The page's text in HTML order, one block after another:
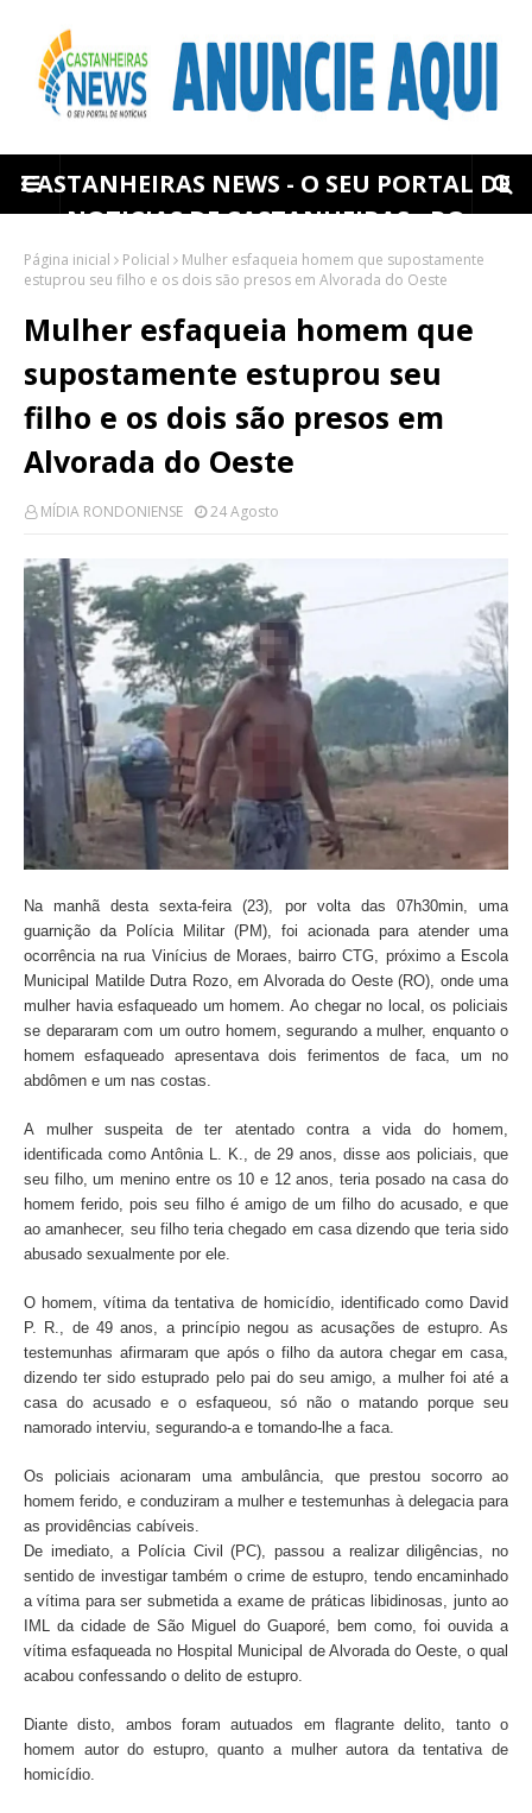
CASTANHEIRAS NEWS - O SEU PORTAL DE
NOTICIAS DE CASTANHEIRAS - RO
Página inicial Policial
Mulher esfaqueia homem que supostamente
estuprou seu filho e os dois são presos em Alvorada do Oeste
Mulher esfaqueia homem que
supostamente estuprou seu
filho e os dois são presos em
Alvorada do Oeste
MÍDIA RONDONIENSE 24 Agosto
Na manhã desta sexta-feira (23), por volta das 07h30min, uma
guarnição da Polícia Militar (PM), foi acionada para atender uma
ocorrência na rua Vinícius de Moraes, bairro CTG, próximo a Escola
Municipal Matilde Dutra Rozo, em Alvorada do Oeste (RO), onde uma
mulher havia esfaqueado um homem. Ao chegar no local, os policiais
se depararam com um outro homem, segurando a mulher, enquanto o
homem esfaqueado apresentava dois ferimentos de faca, um no
abdômen e um nas costas.
A mulher suspeita de ter atentado contra a vida do homem,
identificada como Antônia L. K., de 29 anos, disse aos policiais, que
seu filho, um menino entre os 10 e 12 anos, teria posado na casa do
homem ferido, pois seu filho é amigo de um filho do acusado, e que
ao amanhecer, seu filho teria chegado em casa dizendo que teria sido
abusado sexualmente por ele.
O homem, vítima da tentativa de homicídio, identificado como David
P. R., de 49 anos, a princípio negou as acusações de estupro. As
testemunhas afirmaram que após o filho da autora chegar em casa,
dizendo ter sido estuprado pelo pai do seu amigo, a mulher foi até a
casa do acusado e o esfaqueou, só não o matando porque seu
namorado interviu, segurando-a e tomando-lhe a faca.
Os policiais acionaram uma ambulância, que prestou socorro ao
homem ferido, e conduziram a mulher e testemunhas à delegacia para
as providências cabíveis.
De imediato, a Polícia Civil (PC), passou a realizar diligências, no
sentido de investigar também o crime de estupro, tendo encaminhado
a vítima para ser submetida a exame de práticas libidinosas, junto ao
IML da cidade de São Miguel do Guaporé, bem como, foi ouvida a
vítima esfaqueada no Hospital Municipal de Alvorada do Oeste, o qual
acabou confessando o delito de estupro.
Diante disto, ambos foram autuados em flagrante delito, tanto o
homem autor do estupro, quanto a mulher autora da tentativa de
homicídio.